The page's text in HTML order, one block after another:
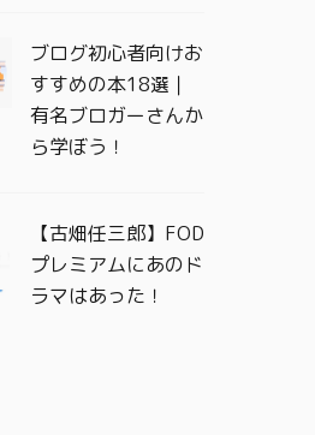
ブログ初心者向けお
すすめの本18選｜
有名ブロガーさんか
ら学ぼう！
【古畑任三郎】FOD
プレミアムにあのド
ラマはあった！